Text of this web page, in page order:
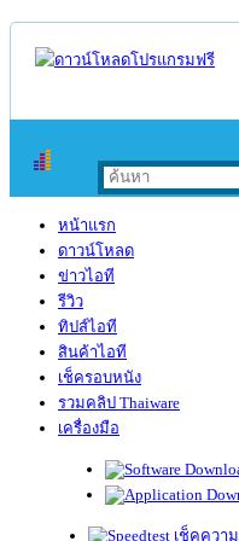
หน้าแรก
ดาวน์โหลด
ข่าวไอที
รีวิว
ทิปส์ไอที
สินค้าไอที
เช็ครอบหนัง
รวมคลิป Thaiware
เครื่องมือ
เช็คความ